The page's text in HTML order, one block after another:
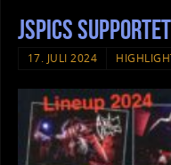
JSPics
17. JULI 2024